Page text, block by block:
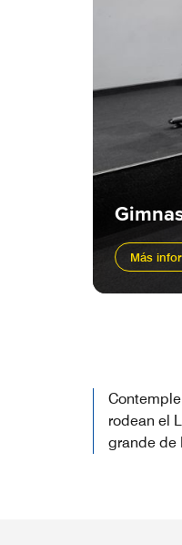
Más
rodean el
grande de